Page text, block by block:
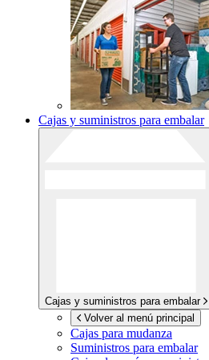
Cajas y suministros para embalar
Cajas y suministros para embalar
Volver al menú principal
Cajas para mudanza
Suministros para embalar